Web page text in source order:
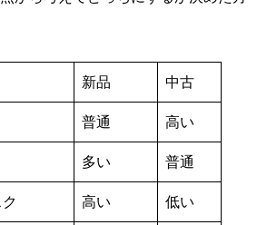
新品 中古
普通 高い
多い 普通
高い 低い